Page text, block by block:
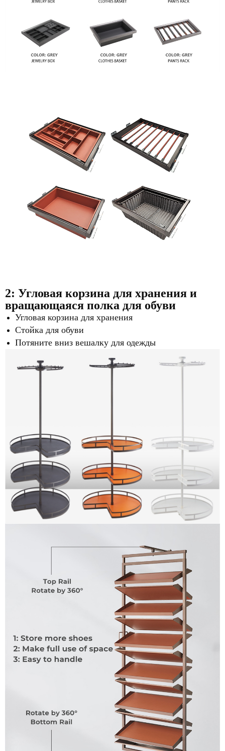
2: Угловая корзина для хранения и
вращающаяся полка для обуви
Угловая корзина для хранения
Стойка для обуви
Потяните вниз вешалку для одежды